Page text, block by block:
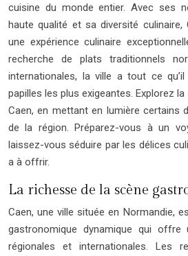
cuisine du monde entier. Avec ses
haute qualité et sa diversité
une expérience culinaire
recherche de plats traditionnels
internationales, la ville a tout ce
papilles les plus exigeantes. Explorez
Caen, en mettant en lumière certains
de la région. Préparez-vous à un
laissez-vous séduire par les délices
a à offrir.
La richesse de la scène
Caen, une ville située en Normandie,
gastronomique dynamique qui offre
régionales et internationales. Les